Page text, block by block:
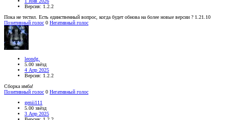
Версия: 1.2.2
Пока не тестил. Есть единственный вопрос, когда будет обнова на более новые версии ? 1.21.10
Позитивный голос 0 Негативный голос
leondg.
5.00 звёзд
4 Апр 2025
Версия: 1.2.2
Сборка имба!
Позитивный голос 0 Негативный голос
genii111
5.00 звёзд
3 Апр 2025